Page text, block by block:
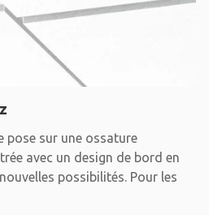
pose sur une ossature
avec un design de bord en
possibilités. Pour les